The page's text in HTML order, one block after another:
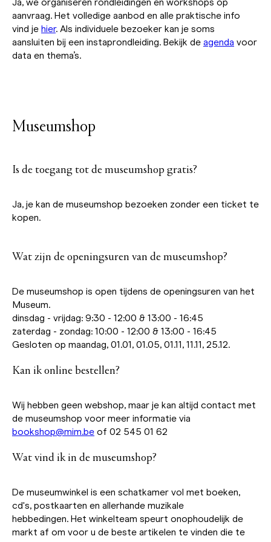
Ja, we organiseren rondleidingen en workshops op
aanvraag. Het volledige aanbod en alle praktische info
vind je hier. Als individuele bezoeker kan je soms
aansluiten bij een instaprondleiding. Bekijk de agenda voor
data en thema’s.
Museumshop
Is de toegang tot de museumshop gratis?
Ja, je kan de museumshop bezoeken zonder een ticket te
kopen.
Wat zijn de openingsuren van de museumshop?
De museumshop is open tijdens de openingsuren van het
Museum.
dinsdag - vrijdag: 9:30 - 12:00 & 13:00 - 16:45
zaterdag - zondag: 10:00 - 12:00 & 13:00 - 16:45
Gesloten op maandag, 01.01, 01.05, 01.11, 11.11, 25.12.
Kan ik online bestellen?
Wij hebben geen webshop, maar je kan altijd contact met
de museumshop voor meer informatie via
bookshop@mim.be of 02 545 01 62
Wat vind ik in de museumshop?
De museumwinkel is een schatkamer vol met boeken,
cd's, postkaarten en allerhande muzikale
hebbedingen. Het winkelteam speurt onophoudelijk de
markt af om voor u de beste artikelen te vinden die te